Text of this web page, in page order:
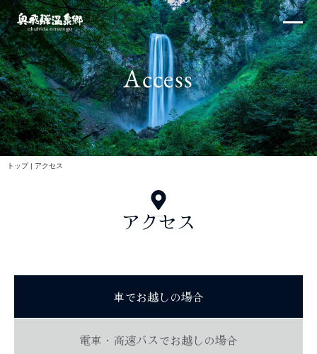
内
容
を
ス
キ
ッ
プ
Access
トップ| アクセス
アクセス
車でお越しの場合
電車・高速バスでお越しの場合
×
北アルプス
コラム